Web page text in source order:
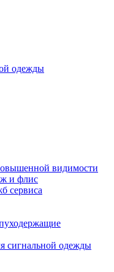
одежды
видимости
и флис
сервиса
сигнальной одежды